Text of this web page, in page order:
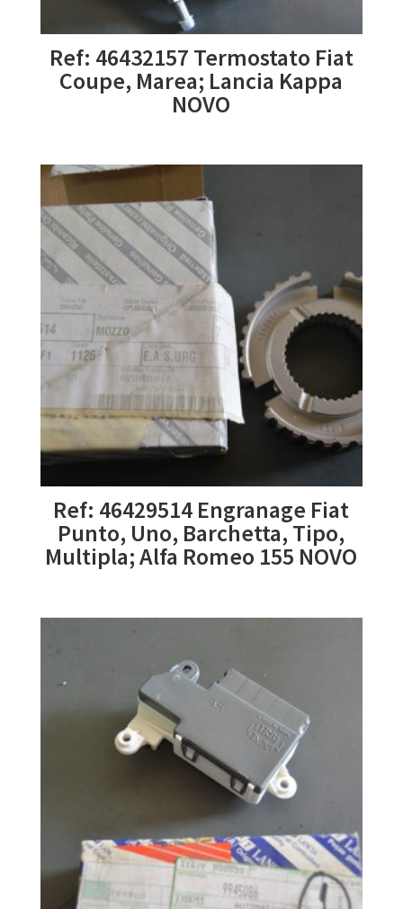
Ref: 46432157 Termostato Fiat
Coupe, Marea; Lancia Kappa
NOVO
Ref: 46429514 Engranage Fiat
Punto, Uno, Barchetta, Tipo,
Multipla; Alfa Romeo 155 NOVO